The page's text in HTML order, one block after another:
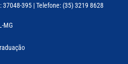
37048-395 | Telefone: (35) 3219 8628
MG